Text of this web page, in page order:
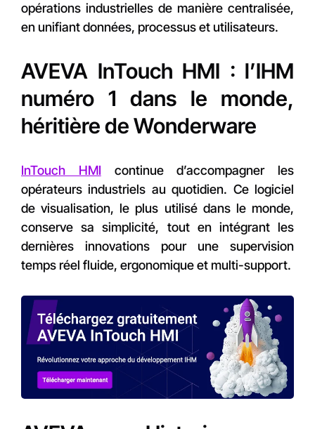
opérations industrielles de manière centralisée,
en unifiant données, processus et utilisateurs.
AVEVA InTouch HMI : l’IHM
numéro 1 dans le monde,
héritière de Wonderware
InTouch HMI continue d’accompagner les
opérateurs industriels au quotidien. Ce logiciel
de visualisation, le plus utilisé dans le monde,
conserve sa simplicité, tout en intégrant les
dernières innovations pour une supervision
temps réel fluide, ergonomique et multi-support.